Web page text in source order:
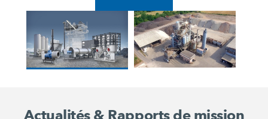
Actualités & Rapports de mission